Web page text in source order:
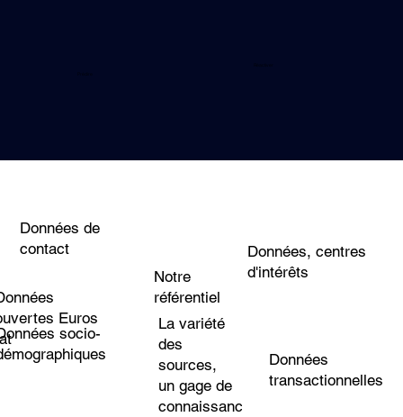
Données, centres
d'intérêts
Données
transactionnelles
Données de
contact
Euros
socio-
Notre
référentiel
La variété
des
sources,
un gage de
connaissanc